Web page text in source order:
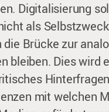
Digitalisierung
als
die Brücke zur
bleiben. Dies wird
mit welchen